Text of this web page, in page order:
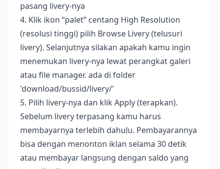
pasang livery-nya
4. Klik ikon “palet” centang High Resolution
(resolusi tinggi) pilih Browse Livery (telusuri
livery). Selanjutnya silakan apakah kamu ingin
menemukan livery-nya lewat perangkat galeri
atau file manager. ada di folder
'download/bussid/livery/'
5. Pilih livery-nya dan klik Apply (terapkan).
Sebelum livery terpasang kamu harus
membayarnya terlebih dahulu. Pembayarannya
bisa dengan menonton iklan selama 30 detik
atau membayar langsung dengan saldo yang